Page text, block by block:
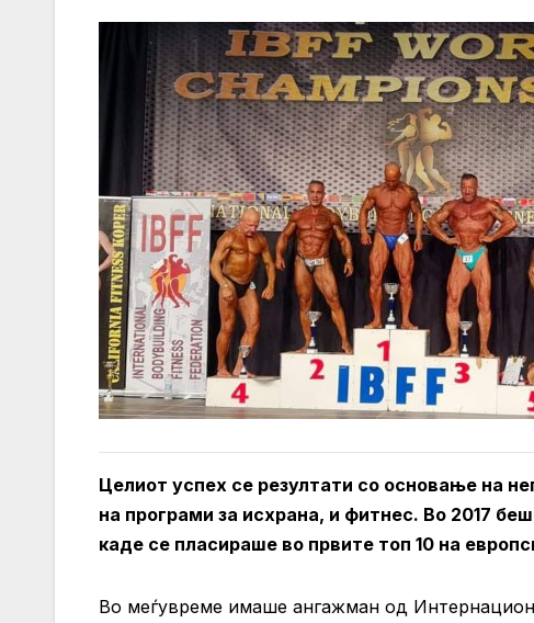
Целиот успех се резултати со основање на
на програми за исхрана, и фитнес. Во 2017
каде се пласираше во првите топ 10 на
Во меѓувреме имаше ангажман од